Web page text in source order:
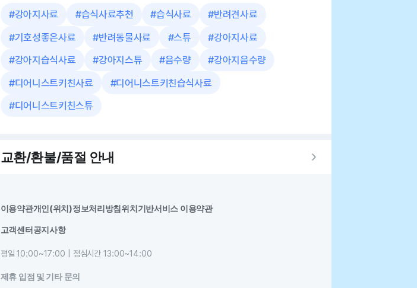
#강아지사료 #습식사료추천 #습식사료 #반려견사료
#기호성좋은사료 #반려동물사료 #스튜 #강아지사료
#강아지습식사료 #강아지스튜 #음수량 #강아지음수량
#디어니스트키친사료 #디어니스트키친습식사료
#디어니스트키친스튜
교환/환불/품절 안내
이용약관개인(위치)정보처리방침위치기반서비스 이용약관
고객센터공지사항
평일 10:00~17:00 | 점심시간 13:00~14:00
제휴 입점 및 기타 문의